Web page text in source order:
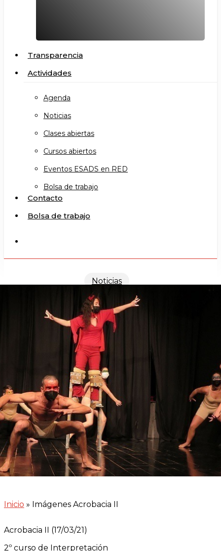
Transparencia
Actividades
Agenda
Noticias
Clases abiertas
Cursos abiertos
Eventos ESADS en RED
Bolsa de trabajo
Contacto
Bolsa de trabajo
Noticias
Imágenes Acrobacia II
Inicio » Imágenes Acrobacia II
Acrobacia II (17/03/21)
2º curso de Interpretación